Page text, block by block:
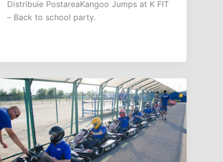
Distribuie PostareaKangoo Jumps at K FIT
– Back to school party.